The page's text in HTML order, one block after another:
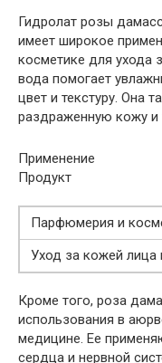
Гидролат розы
имеет широкое
косметике для ухода
вода помогает
цвет и текстуру. Она
раздраженную кожу и
Применение
Продукт
Парфюмерия и
Уход за кожей лица
Кроме того, роза
использования в
медицине. Ее
сердца и нервной